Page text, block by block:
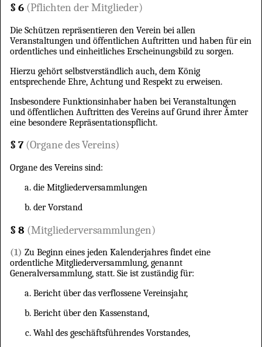
§ 6 (Pflichten der Mitglieder)
Die Schützen repräsentieren den Verein bei allen
Veranstaltungen und öffentlichen Auftritten und haben für ein
ordentliches und einheitliches Erscheinungsbild zu sorgen.
Hierzu gehört selbstverständlich auch, dem König
entsprechende Ehre, Achtung und Respekt zu erweisen.
Insbesondere Funktionsinhaber haben bei Veranstaltungen
und öffentlichen Auftritten des Vereins auf Grund ihrer Ämter
eine besondere Repräsentationspflicht.
§ 7 (Organe des Vereins)
Organe des Vereins sind:
die Mitgliederversammlungen
der Vorstand
§ 8 (Mitgliederversammlungen)
(1) Zu Beginn eines jeden Kalenderjahres findet eine
ordentliche Mitgliederversammlung, genannt
Generalversammlung, statt. Sie ist zuständig für:
Bericht über das verflossene Vereinsjahr,
Bericht über den Kassenstand,
Wahl des geschäftsführendes Vorstandes,